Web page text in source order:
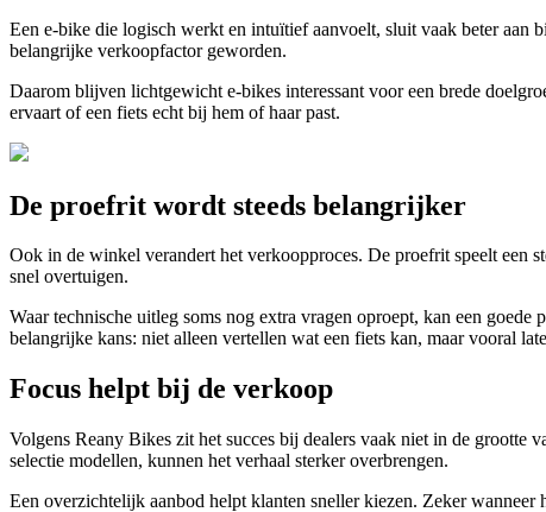
Een e-bike die logisch werkt en intuïtief aanvoelt, sluit vaak beter aan
belangrijke verkoopfactor geworden.
Daarom blijven lichtgewicht e-bikes interessant voor een brede
ervaart of een fiets echt bij hem of haar past.
De proefrit wordt steeds belangrijker
Ook in de winkel verandert het verkoopproces. De proefrit speelt een
snel overtuigen.
Waar technische uitleg soms nog extra vragen oproept, kan een
belangrijke kans: niet alleen vertellen wat een fiets kan, maar vooral
Focus helpt bij de verkoop
Volgens Reany Bikes zit het succes bij dealers vaak niet in de grootte
selectie modellen, kunnen het verhaal sterker overbrengen.
Een overzichtelijk aanbod helpt klanten sneller kiezen. Zeker